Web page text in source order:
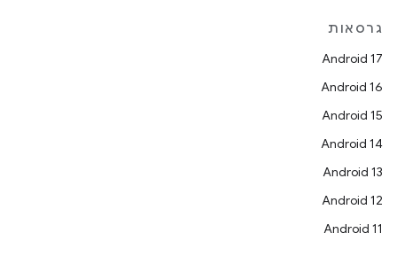
גרסאות
Android 17
Android 16
Android 15
Android 14
Android 13
Android 12
Android 11